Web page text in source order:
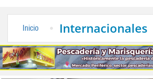
Inicio Internacionales